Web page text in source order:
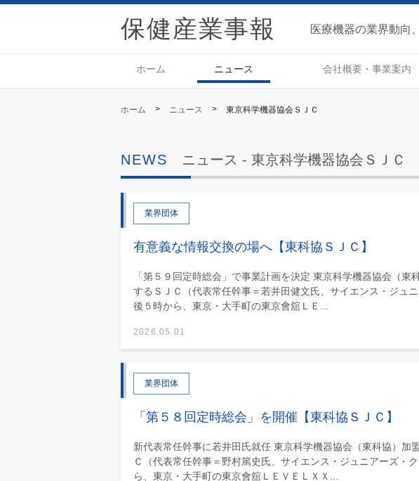
保健産業
医療機器の業界動向
ホーム ニュース 会社概要・事業案内
ホーム > ニュース > 東京科学機器協会ＳＪＣ
ニュース - 東京科学機器協会ＳＪＣ
業界団体
有意義な情報交換の場へ【東科協ＳＪＣ】
「第５９回定時総会」で事業計画を決定 東京科学機器協会（東
するＳＪＣ（代表常任幹事＝若井田健文氏、サイエンス・ジュ
後５時から、東京・大手町の東京會舘ＬＥ...
2026.05.01
業界団体
「第５８回定時総会」を開催【東科協ＳＪＣ】
新代表常任幹事に若井田氏就任 東京科学機器協会（東科協）加
Ｃ（代表常任幹事＝野村篤史氏、サイエンス・ジュニアーズ・
ら、東京・大手町の東京會舘ＬＥＶＥＬＸＸ...